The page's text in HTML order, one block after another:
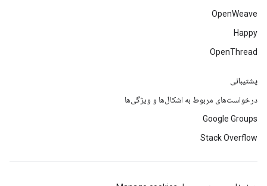
OpenWeave
Happy
OpenThread
پشتیبانی
درخواست‌های مربوط به اشکال‌ها و ویژگی‌ها
Google Groups
Stack Overflow